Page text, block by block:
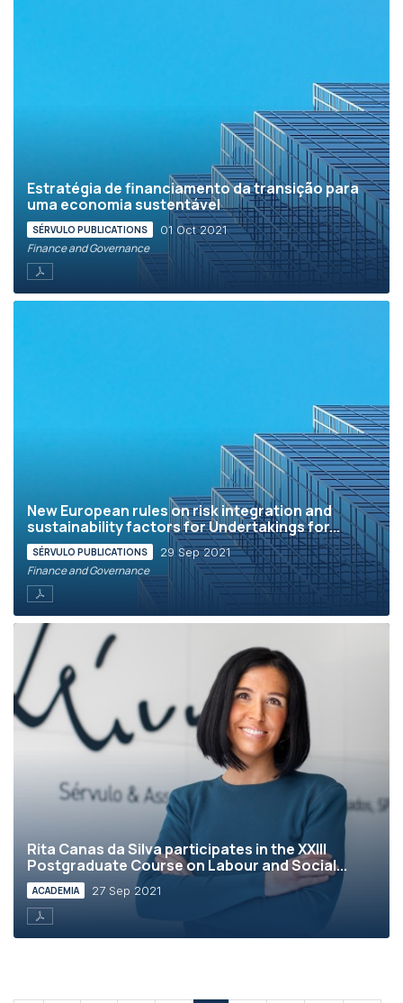
Estratégia de financiamento da transição para
uma economia sustentável
SÉRVULO PUBLICATIONS 01 Oct 2021
Finance and Governance
New European rules on risk integration and
sustainability factors for Undertakings for...
SÉRVULO PUBLICATIONS 29 Sep 2021
Finance and Governance
Rita Canas da Silva participates in the XXIII
Postgraduate Course on Labour and Social...
ACADEMIA 27 Sep 2021